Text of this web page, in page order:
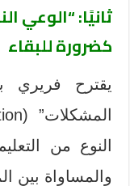
ثانيًا: “الوعي
كضرورة للبقاء
يقترح فريري
والمساواة بين